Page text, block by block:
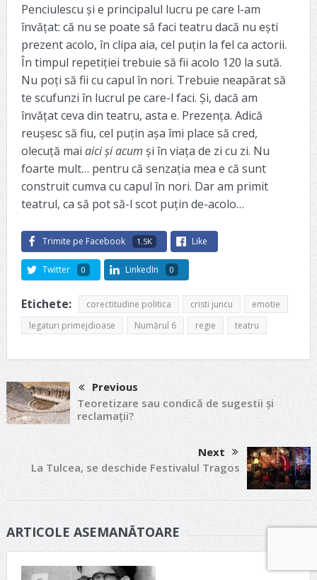
Penciulescu și e principalul lucru pe care l-am
învățat: că nu se poate să faci teatru dacă nu ești
prezent acolo, în clipa aia, cel puțin la fel ca actorii.
În timpul repetiției trebuie să fii acolo 120 la sută.
Nu poți să fii cu capul în nori. Trebuie neapărat să
te scufunzi în lucrul pe care-l faci. Și, dacă am
învățat ceva din teatru, asta e. Prezența. Adică
reușesc să fiu, cel puțin așa îmi place să cred,
olecuță mai aici și acum și în viața de zi cu zi. Nu
foarte mult… pentru că senzația mea e că sunt
construit cumva cu capul în nori. Dar am primit
teatrul, ca să pot să-l scot puțin de-acolo…
Trimite pe Facebook 1.5K Like
Twitter 0 LinkedIn 0
Etichete: corectitudine politica cristi juncu
emotie
legaturi primejdioase
Numărul 6 regie teatru
Previous
Teoretizare sau condică de sugestii și
reclamații?
Next
La Tulcea, se deschide Festivalul Tragos
ARTICOLE ASEMANĂTOARE